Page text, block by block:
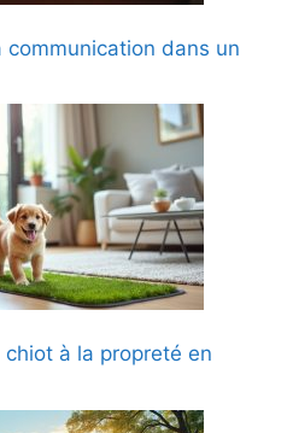
communication dans un
à la propreté en